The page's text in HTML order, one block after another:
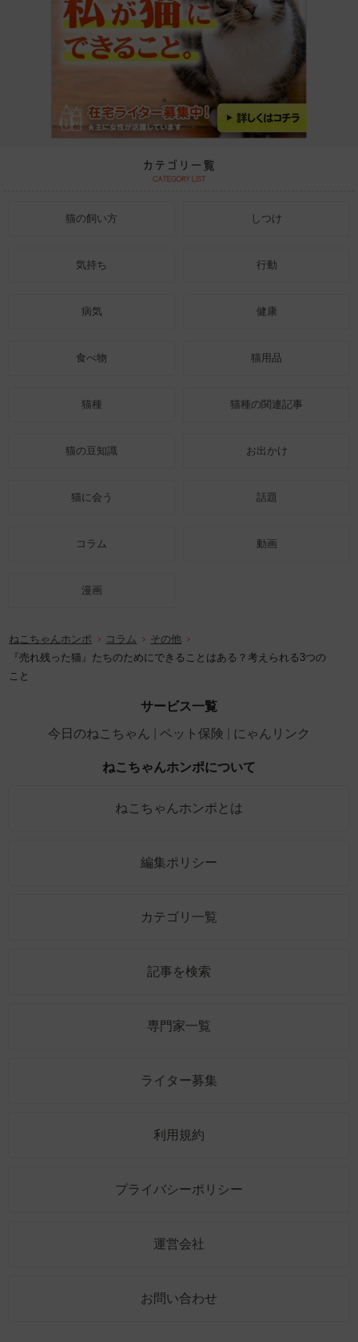
猫の飼い方 しつけ
気持ち 行動
病気 健康
食べ物 猫用品
猫種 猫種の関連記事
猫の豆知識 お出かけ
猫に会う 話題
コラム 動画
漫画
ねこちゃんホンポ コラム
その他
『売れ残った猫』たちのためにできることはある？考えられる3つの
こと
サービス一覧
今日のねこちゃん
ペット保険 にゃんリンク
ねこちゃんホンポについて
ねこちゃんホンポとは
編集ポリシー
カテゴリ一覧
記事を検索
専門家一覧
ライター募集
利用規約
プライバシーポリシー
運営会社
お問い合わせ